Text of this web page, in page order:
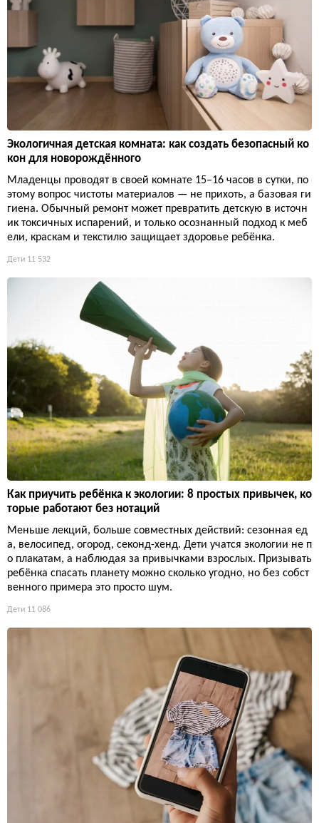
Экологичная детская комната: как создать безопасный ко
кон для новорождённого
Младенцы проводят в своей комнате 15–16 часов в сутки, по
этому вопрос чистоты материалов — не прихоть, а базовая ги
гиена. Обычный ремонт может превратить детскую в источн
ик токсичных испарений, и только осознанный подход к меб
ели, краскам и текстилю защищает здоровье ребёнка.
Дети 11 532
Как приучить ребёнка к экологии: 8 простых привычек, ко
торые работают без нотаций
Меньше лекций, больше совместных действий: сезонная ед
а, велосипед, огород, секонд-хенд. Дети учатся экологии не п
о плакатам, а наблюдая за привычками взрослых. Призывать
ребёнка спасать планету можно сколько угодно, но без собст
венного примера это просто шум.
Дети 11 086